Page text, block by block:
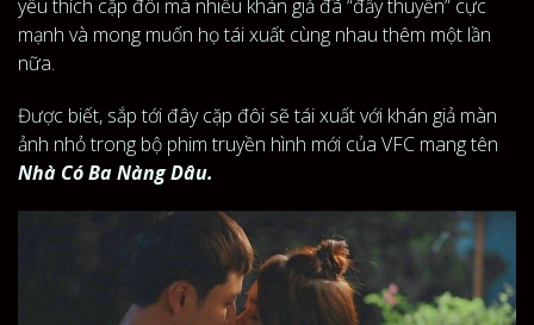
yêu thích cặp đôi mà nhiều khán giả đã “đẩy thuyền” cực
mạnh và mong muốn họ tái xuất cùng nhau thêm một lần
nữa.
Được biết, sắp tới đây cặp đôi sẽ tái xuất với khán giả màn
ảnh nhỏ trong bộ phim truyền hình mới của VFC mang tên
Nhà Có Ba Nàng Dâu.